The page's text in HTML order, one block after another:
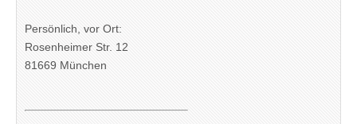
Persönlich, vor Ort:
Rosenheimer Str. 12
81669 München